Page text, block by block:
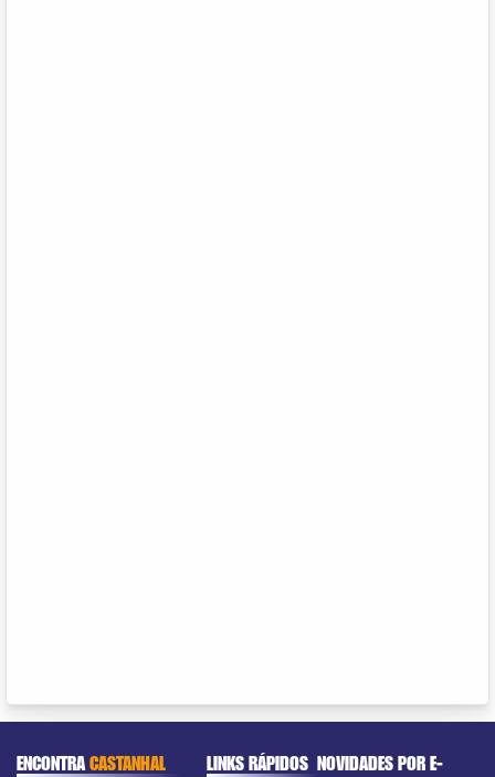
ENCONTRACASTANHAL LINKS RÁPIDOS NOVIDADES POR E-